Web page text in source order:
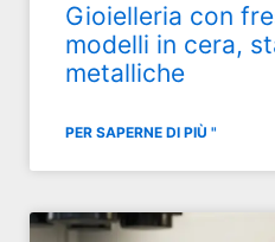
Gioielleria con
modelli in cera,
metalliche
PER SAPERNE DI PIÙ "